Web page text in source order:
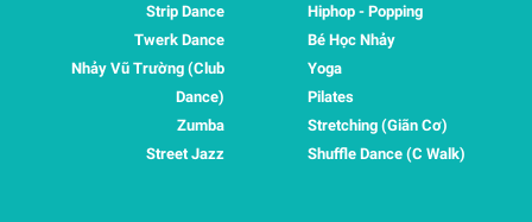
Strip Dance
Twerk Dance
Nhảy Vũ Trường (Club
Dance)
Zumba
Street Jazz
Hiphop - Popping
Bé Học Nhảy
Yoga
Pilates
Stretching (Giãn Cơ)
Shuffle Dance (C Walk)